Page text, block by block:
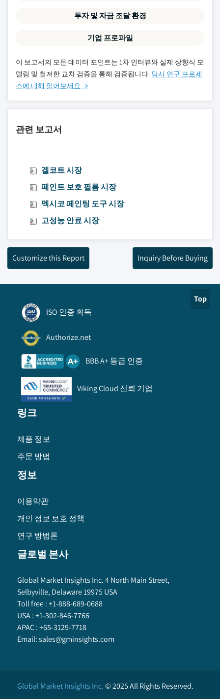
투자 및 자금 조달 환경
기업 프로파일
이 보고서의 모든 데이터 포인트는 1차 인터뷰와 실제 상향식 모
델링 및 철저한 교차 검증을 통해 검증됩니다. 당사 연구 프로세
스에 대해 읽어보세요 →
관련 보고서
겔코트 시장
페인트 보호 필름 시장
멕시코 페인팅 도구 시장
고성능 안료 시장
Customize this Report Inquiry Before Buying
Top
ISO 인증 획득
Authorize.net
BBB A+ 등급 인증
Viking Cloud 신뢰 기업
링크
제품 정보
주문 방법
정보
이용약관
개인 정보 보호 정책
연구 방법론
글로벌 본사
Global Market Insights Inc. 4 North Main Street,
Selbyville, Delaware 19975 USA
Toll free :+1-888-689-0688
USA :+1-302-846-7766
APAC :+65-3129-7718
Email:sales@gminsights.com
Global Market Insights Inc.©2025All Rights Reserved.